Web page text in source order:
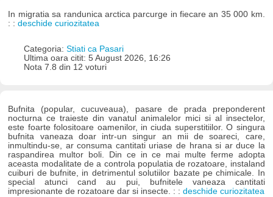
In migratia sa randunica arctica parcurge in fiecare an 35 000 km.
: :deschide curiozitatea
Categoria: Stiati ca Pasari
Ultima oara citit: 5 August 2026, 16:26
Nota 7.8 din 12 voturi
Bufnita (popular, cucuveaua), pasare de prada preponderent
nocturna ce traieste din vanatul animalelor mici si al insectelor,
este foarte folositoare oamenilor, in ciuda superstitiilor. O singura
bufnita vaneaza doar intr-un singur an mii de soareci, care,
inmultindu-se, ar consuma cantitati uriase de hrana si ar duce la
raspandirea multor boli. Din ce in ce mai multe ferme adopta
aceasta modalitate de a controla populatia de rozatoare, instaland
cuiburi de bufnite, in detrimentul solutiilor bazate pe chimicale. In
special atunci cand au pui, bufnitele vaneaza cantitati
impresionante de rozatoare dar si insecte. : :deschide curiozitatea